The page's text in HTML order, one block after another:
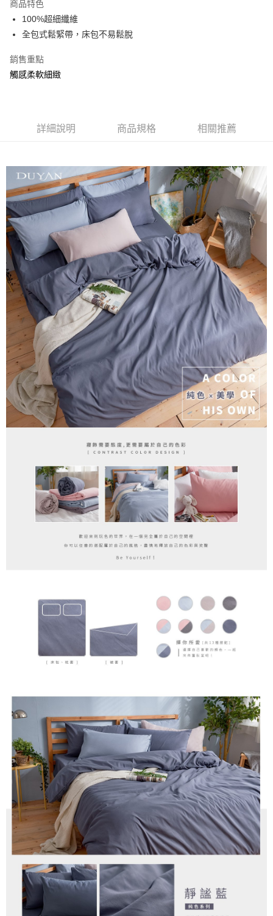
合作金庫商業銀行
華南商業銀行
上海商業儲蓄銀行
臺灣中小企業銀行
匯豐（台灣）商業銀行
台新國際商業銀行
中國信託商業銀行
超商取貨付款
LINE Pay
Apple Pay
悠遊付
全盈+PAY
相關說明
【大哥付你分期使用說明】
1.本服務由台灣大哥大提供，台灣大哥大用戶可立即使用無須另外申請。
2.付款方式選擇「大哥付你分期」，訂單成立後會自動跳轉到大哥付的交易
流程，驗證手機門號後，選擇欲分期的期數、繳款截止日，確認付款後即完
成交易。
3.實際核准額度、可分期數及費用金額請依後續交易確認頁面所載為準。
4.訂單成立30分鐘內，如未前往確認交易或遇審核未通過，訂單將自動取
消。如遇「轉專審核」未通過狀況，表示未達大哥付你分期系統評分，恕無
法說明評估內容。
【繳款方式說明】
1.分期款項不併入電信帳單，「大哥付你分期」於每月結算日後寄送繳費提
醒簡訊。
2.透過簡訊連結打開帳單後，可選擇「超商條碼／台灣大直營門市／銀行轉
帳／街口支付／iPASS MONEY」等通路繳費。
【注意事項】
1.本服務係由「台灣大哥大股份有限公司」（以下簡稱本公司）所提供，讓
用戶於交易時，得透過本服務購買商品或服務，並由商店將買賣／分期付款
買賣價金債權讓與本公司後，依約使用本公司帳單繳交帳款。
2.基於同意付款使用「大哥付你分期」之契約關係目的，商店將以您的個人
資料（包含姓名、電話或地址）提供予台灣大哥大進項蒐集、處理及利用，
由本公司與您本人進行分期帳單所需資料之確認、核對及更正。
3.完整用戶服務條款，請詳閱以下連結： https://oppay.tw/userRule
AFTEE先享後付
相關說明
【關於「AFTEE先享後付」】
AFTEE先享後付是「在收到商品之後才付款」的支付方式。 讓您購物簡單
便利好安心！
１．簡單：不需註冊會員、不需綁卡、不需儲值。
２．便利：只要手機號碼，簡訊認證，即可結帳。
３．安心：先確認商品／服務後，再付款。
【「AFTEE先享後付」結帳流程】
１．於結帳方式選擇「AFTEE先享後付」後，將跳轉至「AFTEE先享後付」
結帳頁面，進行簡訊認證並確認金額後，即可完成結帳。
２．訂單成立數日內，您將收到繳費通知簡訊。
３．收到繳費通知簡訊後14天內，點擊此簡訊中的連結，可透過四大超商／
ATM／網路銀行／等多元方式進行付款，方視為交易完成。
※ 請注意：結帳手續完成當下不需立刻繳費，但若您需要取消訂單，請聯絡
購買商品的店家。未經商家同意取消之訂單仍視為有效，需透過AFTEE先享
後付繳納相關費用。
※ 交易是否成功請以「AFTEE先享後付 」之結帳頁面顯示為準，若有關於
是否繳費成功／繳費後需取消欲退款等相關疑問，請聯繫「AFTEE先享後付
客戶支援中心」https://netprotections.freshdesk.com/support/home
１．透過由恩沛科技股份有限公司提供之「AFTEE先享後付」服務完成之交
權轉讓予恩沛科技股份有限公司。
２．關於個人資料處理事宜，請瀏覽以下網址：
https://aftee.tw/terms/#terms3
３．未成年的使用者請事先徵得法定代理人或監護人之同意方可使用
「AFTEE先享後付」，若未經同意申辦者引起之損失，本公司不負相關責
４．使用「AFTEE先享後付」時，將依據個別帳號之用戶狀況，依本公司即
時審查核予不同之上限額度；若仍有額度不足之情形，本公司將視審查結果
Hami Point
相關說明
「Hami Point」為中華電信所提供之點數服務，可於會員專區綁定中華電信
會員帳號後，即可在購物車使用 Hami Point 折抵消費金額 (1點等於1元)。
ATM付款
運送方式
全家取貨付款
每筆NT$60，滿NT$699(含以上)免運費
付款後全家取貨
每筆NT$60，滿NT$699(含以上)免運費
7-11取貨付款
每筆NT$60，滿NT$999(含以上)免運費
付款後7-11取貨
每筆NT$60，滿NT$999(含以上)免運費
新竹貨運
每筆NT$80，滿NT$999(含以上)免運費
商品特色
100%超細纖維
全包式鬆緊帶，床包不易鬆脫
銷售重點
觸感柔軟細緻
詳細說明 商品規格 相關推薦